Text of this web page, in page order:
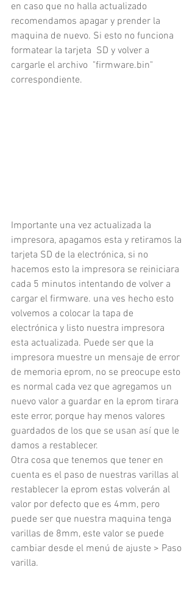
en caso que no halla actualizado
recomendamos apagar y prender la
maquina de nuevo. Si esto no funciona
formatear la tarjeta  SD y volver a
cargarle el archivo  "firmware.bin"
correspondiente.
Importante una vez actualizada la
impresora, apagamos esta y retiramos la
tarjeta SD de la electrónica, si no
hacemos esto la impresora se reiniciara
cada 5 minutos intentando de volver a
cargar el firmware. una ves hecho esto
volvemos a colocar la tapa de
electrónica y listo nuestra impresora
esta actualizada. Puede ser que la
impresora muestre un mensaje de error
de memoria eprom, no se preocupe esto
es normal cada vez que agregamos un
nuevo valor a guardar en la eprom tirara
este error, porque hay menos valores
guardados de los que se usan así que le
damos a restablecer.
Otra cosa que tenemos que tener en
cuenta es el paso de nuestras varillas al
restablecer la eprom estas volverán al
valor por defecto que es 4mm, pero
puede ser que nuestra maquina tenga
varillas de 8mm, este valor se puede
cambiar desde el menú de ajuste > Paso
varilla.